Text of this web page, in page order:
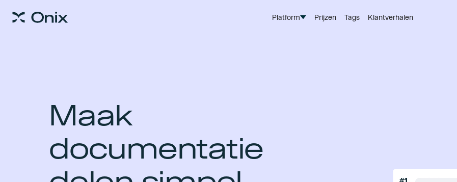
Platform Prijzen Tags Klantverhalen
Maak
documentatie